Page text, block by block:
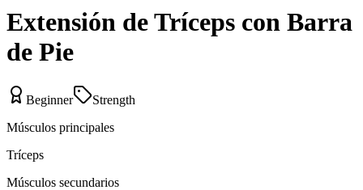
Extensión de Tríceps con Barra
de Pie
Beginner
Strength
Músculos principales
Tríceps
Músculos secundarios